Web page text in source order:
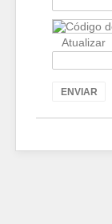
Atualizar
ENVIAR